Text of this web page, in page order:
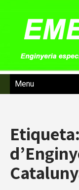
Menu
Etiqueta: